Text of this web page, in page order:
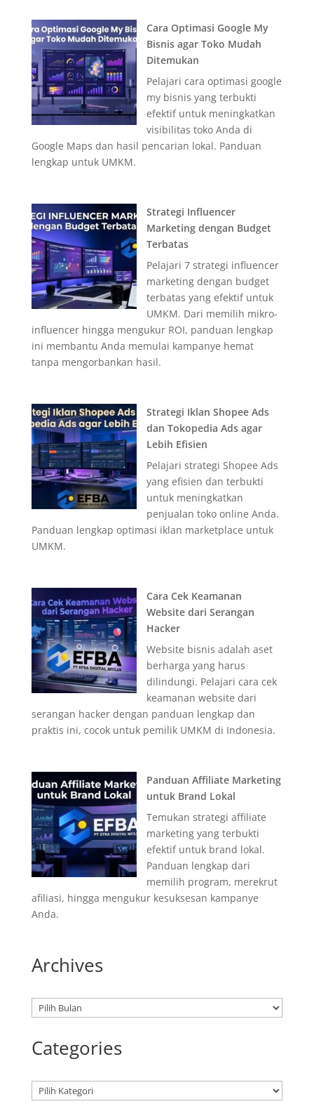
Cara Optimasi Google My
Bisnis agar Toko Mudah
Ditemukan
Pelajari cara optimasi google
my bisnis yang terbukti
efektif untuk meningkatkan
visibilitas toko Anda di
Google Maps dan hasil pencarian lokal. Panduan
lengkap untuk UMKM.
Strategi Influencer
Marketing dengan Budget
Terbatas
Pelajari 7 strategi influencer
marketing dengan budget
terbatas yang efektif untuk
UMKM. Dari memilih mikro-
influencer hingga mengukur ROI, panduan lengkap
ini membantu Anda memulai kampanye hemat
tanpa mengorbankan hasil.
Strategi Iklan Shopee Ads
dan Tokopedia Ads agar
Lebih Efisien
Pelajari strategi Shopee Ads
yang efisien dan terbukti
untuk meningkatkan
penjualan toko online Anda.
Panduan lengkap optimasi iklan marketplace untuk
UMKM.
Cara Cek Keamanan
Website dari Serangan
Hacker
Website bisnis adalah aset
berharga yang harus
dilindungi. Pelajari cara cek
keamanan website dari
serangan hacker dengan panduan lengkap dan
praktis ini, cocok untuk pemilik UMKM di Indonesia.
Panduan Affiliate Marketing
untuk Brand Lokal
Temukan strategi affiliate
marketing yang terbukti
efektif untuk brand lokal.
Panduan lengkap dari
memilih program, merekrut
afiliasi, hingga mengukur kesuksesan kampanye
Anda.
Archives
Arsip
Categories
Kategori